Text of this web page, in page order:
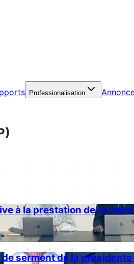
Professionalisation
)
à la prestation de
serment de la